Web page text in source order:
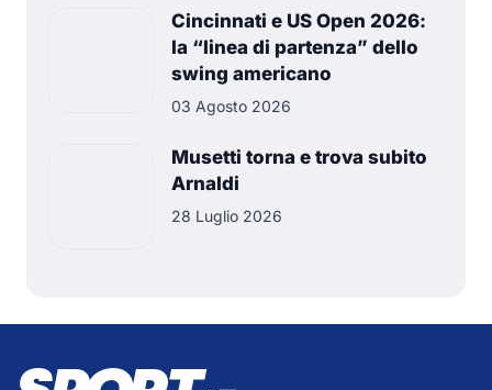
Cincinnati e US Open 2026:
la “linea di partenza” dello
swing americano
03 Agosto 2026
Musetti torna e trova subito
Arnaldi
28 Luglio 2026